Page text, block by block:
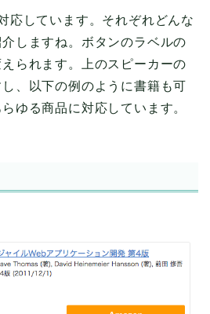
応しています。それぞれどんな
しますね。ボタンのラベルの
られます。上のスピーカーの
、以下の例のように書籍も可
ゆる商品に対応しています。